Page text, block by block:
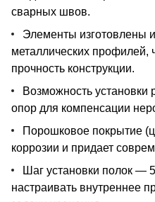
сварных швов.
Элементы изготовлены
металлических профилей,
прочность конструкции.
Возможность
опор для компенсации
Порошковое покрытие
коррозии и придает
Шаг установки полок —
настраивать внутреннее